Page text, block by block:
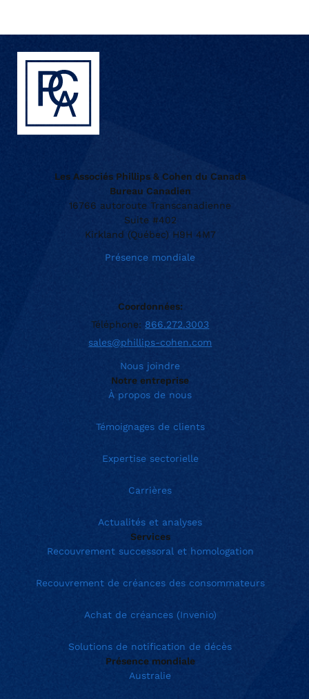
Les Associés Phillips & Cohen du Canada
Bureau Canadien
16766 autoroute Transcanadienne
Suite #402
Kirkland (Québec) H9H 4M7
Présence mondiale
Coordonnées:
Téléphone: 866.272.3003
sales@phillips-cohen.com
Nous joindre
Notre entreprise
À propos de nous
Témoignages de clients
Expertise sectorielle
Carrières
Actualités et analyses
Services
Recouvrement successoral et homologation
Recouvrement de créances des consommateurs
Achat de créances (Invenio)
Solutions de notification de décès
Présence mondiale
Australie